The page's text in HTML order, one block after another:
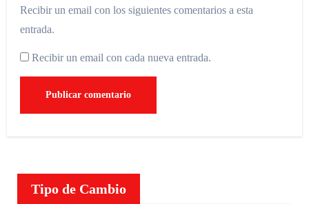
Recibir un email con los siguientes comentarios a esta
entrada.
Recibir un email con cada nueva entrada.
Tipo de Cambio